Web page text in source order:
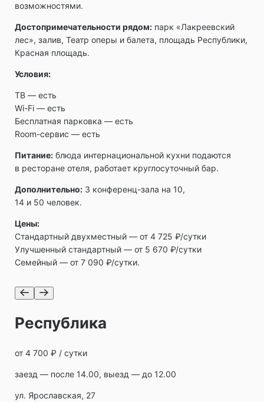
возможностями.
Достопримечательности рядом: парк «Лакреевский
лес», залив, Театр оперы и балета, площадь Республики,
Красная площадь.
Условия:
ТВ ― есть
Wi-Fi ― есть
Бесплатная парковка ― есть
Room-сервис ― есть
Питание: блюда интернациональной кухни подаются
в ресторане отеля, работает круглосуточный бар.
Дополнительно: 3 конференц-зала на 10,
14 и 50 человек.
Цены:
Стандартный двухместный — от 4 725 ₽/сутки
Улучшенный стандартный — от 5 670 ₽/сутки
Семейный — от 7 090 ₽/сутки.
Республика
от 4 700 ₽ / сутки
заезд — после 14.00, выезд — до 12.00
ул. Ярославская, 27